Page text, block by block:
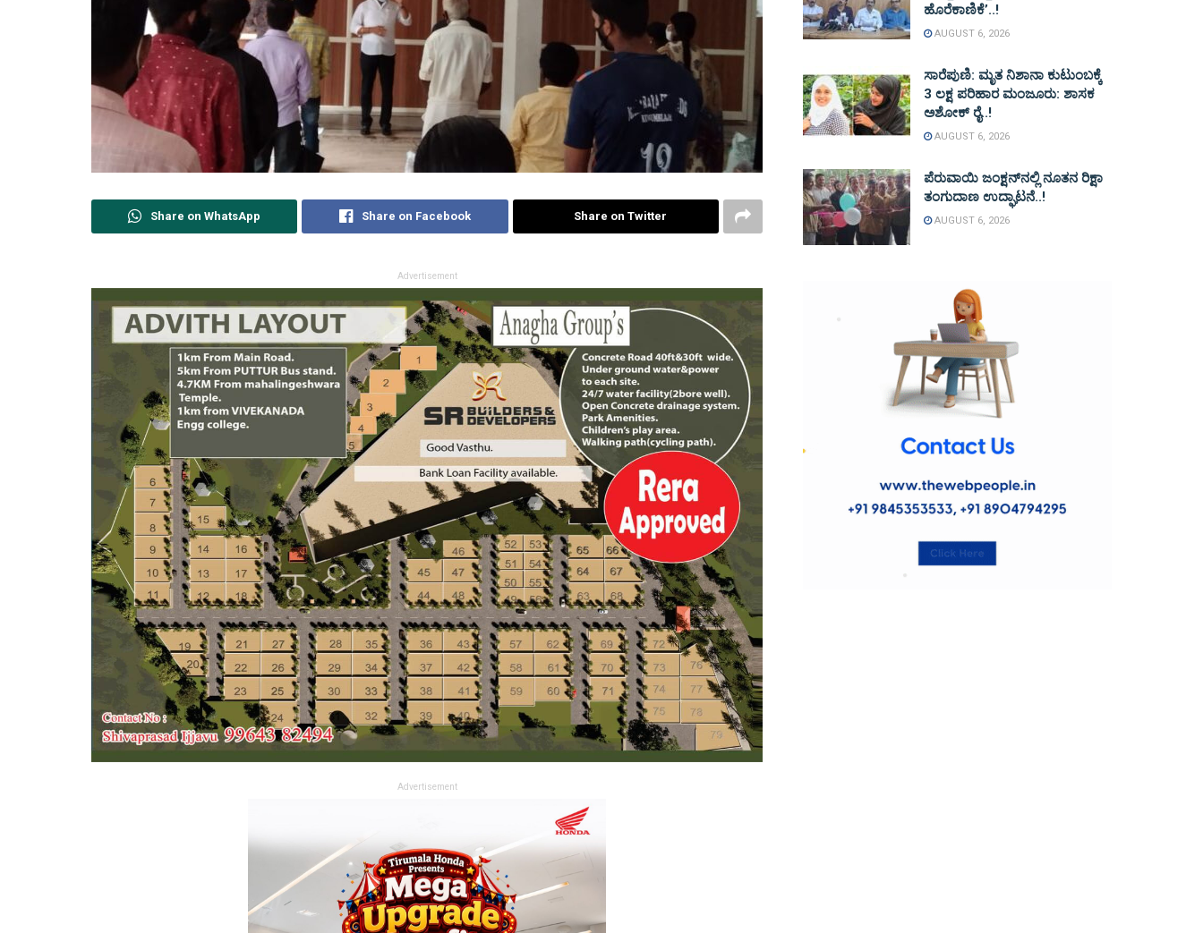
Share on WhatsApp Share on Facebook Share on Twitter
Advertisement
Advertisement
ಹೊರೆಕಾಣಿಕೆ’..!
AUGUST 6, 2026
ಸಾರೆಪುಣಿ: ಮೃತ ನಿಶಾನಾ ಕುಟುಂಬಕ್ಕೆ
3 ಲಕ್ಷ ಪರಿಹಾರ ಮಂಜೂರು: ಶಾಸಕ
ಅಶೋಕ್ ರೈ..!
AUGUST 6, 2026
ಪೆರುವಾಯಿ ಜಂಕ್ಷನ್‌ನಲ್ಲಿ ನೂತನ ರಿಕ್ಷಾ
ತಂಗುದಾಣ ಉದ್ಘಾಟನೆ..!
AUGUST 6, 2026